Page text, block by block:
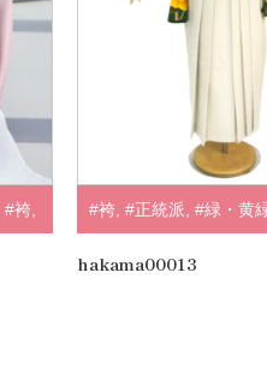
#袴, #袴, #正統派, #緑・黄
hakama00013